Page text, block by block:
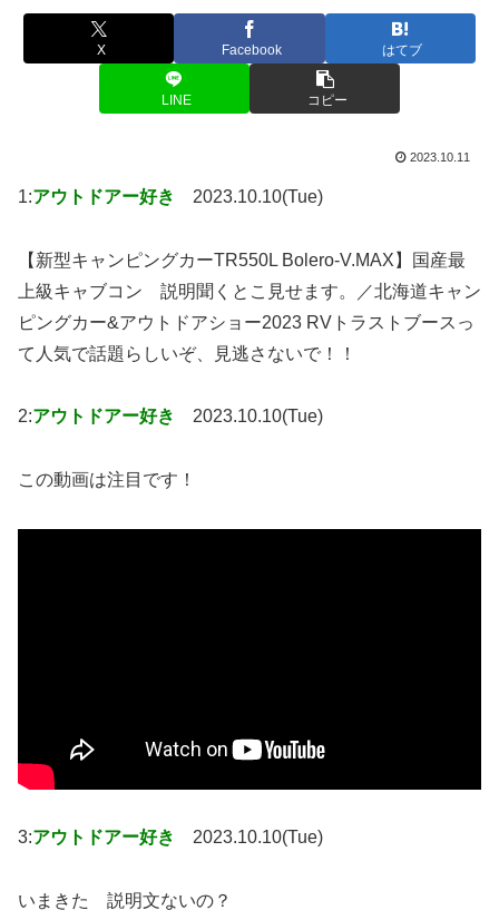
X Facebook はてブ
LINE コピー
2023.10.11
1:アウトドアー好き 2023.10.10(Tue)
【新型キャンピングカーTR550L Bolero-V.MAX】国産最
上級キャブコン 説明聞くとこ見せます。／北海道キャン
ピングカー&アウトドアショー2023 RVトラストブースっ
て人気で話題らしいぞ、見逃さないで！！
2:アウトドアー好き 2023.10.10(Tue)
この動画は注目です！
3:アウトドアー好き 2023.10.10(Tue)
いまきた 説明文ないの？